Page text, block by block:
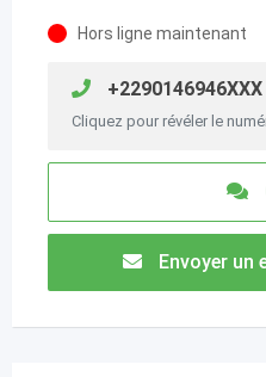
Hors ligne maintenant
+2290146946XXX
Cliquez pour révéler le
Envoyer un